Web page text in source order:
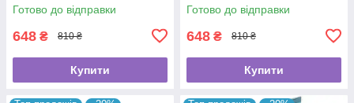
Готово до відправки
648 ₴ 810 ₴
Купити
Original
Готово до відправки
648 ₴ 810 ₴
Купити